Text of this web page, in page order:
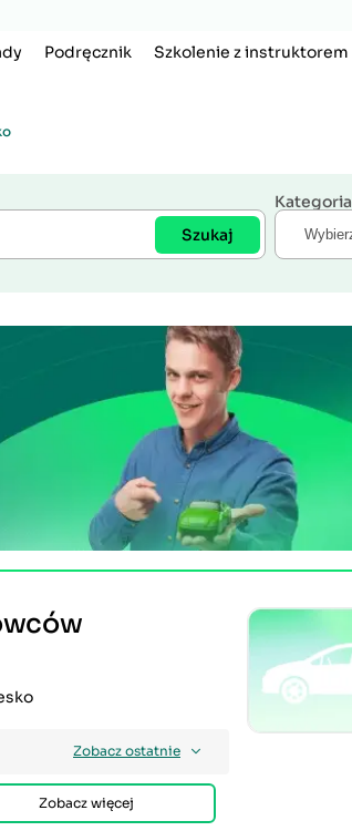
Podręcznik Szkolenie z instruktorem
Szukaj
Kategoria
Zobacz ostatnie
Zobacz więcej